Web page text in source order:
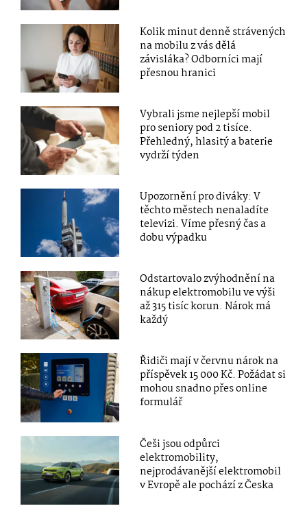
Kolik minut denně strávených
na mobilu z vás dělá
závisláka? Odborníci mají
přesnou hranici
Vybrali jsme nejlepší mobil
pro seniory pod 2 tisíce.
Přehledný, hlasitý a baterie
vydrží týden
Upozornění pro diváky: V
těchto městech nenaladíte
televizi. Víme přesný čas a
dobu výpadku
Odstartovalo zvýhodnění na
nákup elektromobilu ve výši
až 315 tisíc korun. Nárok má
každý
Řidiči mají v červnu nárok na
příspěvek 15 000 Kč. Požádat si
mohou snadno přes online
formulář
Češi jsou odpůrci
elektromobility,
nejprodávanější elektromobil
v Evropě ale pochází z Česka